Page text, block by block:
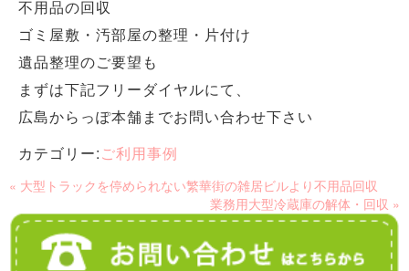
不用品の回収
ゴミ屋敷・汚部屋の整理・片付け
遺品整理のご要望も
まずは下記フリーダイヤルにて、
広島からっぽ本舗までお問い合わせ下さい
カテゴリー:ご利用事例
« 大型トラックを停められない繁華街の雑居ビルより不用品回収
業務用大型冷蔵庫の解体・回収 »